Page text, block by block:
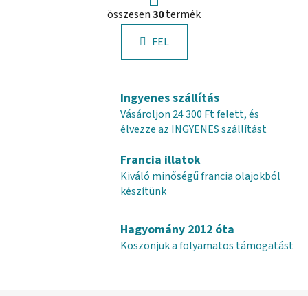
i
s
t
a
r
á
n
í
t
á
s
l
e
o
z
á
összesen30termék
FEL
Ingyenes szállítás
Vásároljon 24 300 Ft felett, és
élvezze az INGYENES szállítást
Francia illatok
Kiváló minőségű francia olajokból
készítünk
Hagyomány 2012 óta
Köszönjük a folyamatos támogatást